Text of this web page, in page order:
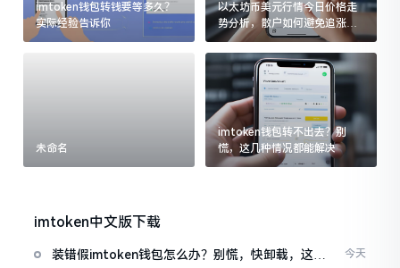
imtoken钱包转钱要等多久？
实际经验告诉你
以太坊币美元行情今日价格走
势分析，散户如何避免追涨杀
跌被套牢
未命名
imtoken钱包转不出去？别
慌，这几种情况都能解决
imtoken中文版下载
装错假imtoken钱包怎么办？别慌，快卸载，这几
今天